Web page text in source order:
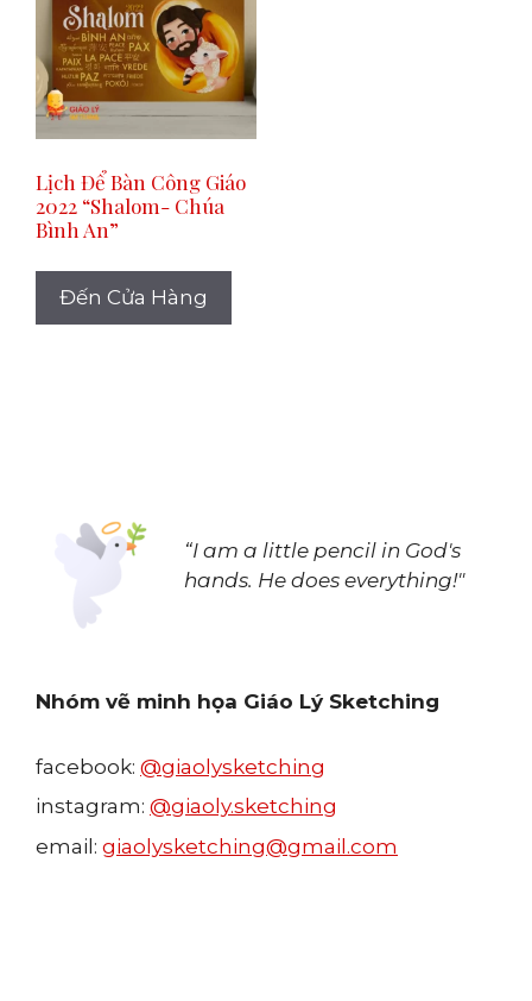
Lịch Để Bàn Công Giáo
2022 “Shalom- Chúa
Bình An”
Đến Cửa Hàng
“I am a little pencil in God's
hands. He does everything!"
Nhóm vẽ minh họa Giáo Lý Sketching
facebook: @giaolysketching
instagram: @giaoly.sketching
email: giaolysketching@gmail.com